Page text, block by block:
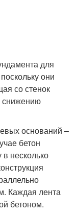
для
они
со стенок
снижению
оснований –
бетон
несколько
Каждая лента
бетоном.